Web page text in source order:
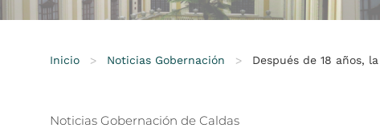
Inicio > Noticias Gobernación > Después de 18 años,
Noticias Gobernación de Caldas